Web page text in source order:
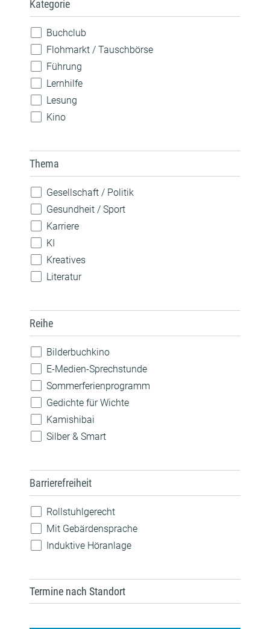
Kategorie
Buchclub
Flohmarkt / Tauschbörse
Führung
Lernhilfe
Lesung
Kino
Spiele
Theateraufführung
Thema
Gesellschaft / Politik
Gesundheit / Sport
Karriere
KI
Kreatives
Literatur
Musik
Nachhaltigkeit
Reihe
Bilderbuchkino
E-Medien-Sprechstunde
Sommerferienprogramm
Gedichte für Wichte
Kamishibai
Silber & Smart
Barrierefreiheit
Rollstuhlgerecht
Mit Gebärdensprache
Induktive Höranlage
Termine nach Standort